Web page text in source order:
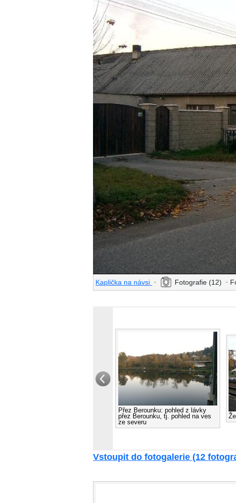
Kaplička na návsi • Fotografie (12) •
Přez Berounku: pohled z lávky
přez Berounku, tj. pohled na ves
ze severu
Vstoupit do fotogalerie (12